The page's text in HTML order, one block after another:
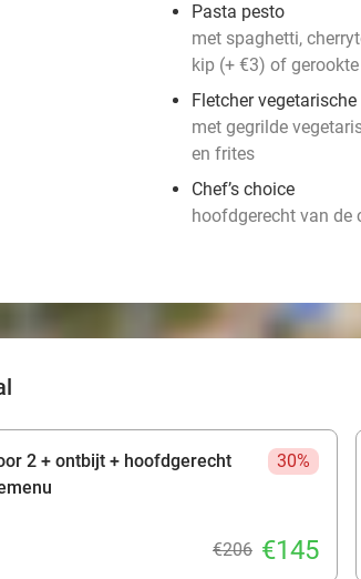
Pasta pesto
met spaghetti,
kip (+ €3) of
Fletcher vegetarische
met gegrilde
en frites
Chef’s choice
hoofdgerecht van de
2 + ontbijt + hoofdgerecht
30%
€206 €145